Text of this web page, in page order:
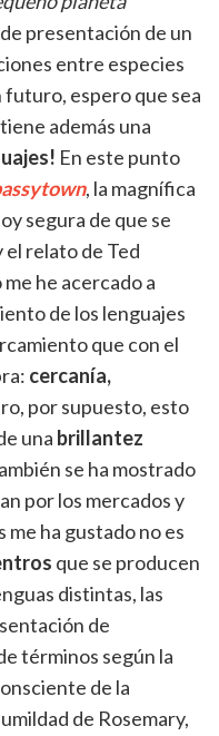
presentación de un
entre especies
futuro, espero que sea
además una
En este punto
, la magnífica
segura de que se
el relato de Ted
he acercado a
de los lenguajes
que con el
cercanía,
por supuesto, esto
una brillantez
se ha mostrado
por los mercados y
me ha gustado no es
que se producen
distintas, las
de
términos según la
de la
de Rosemary,